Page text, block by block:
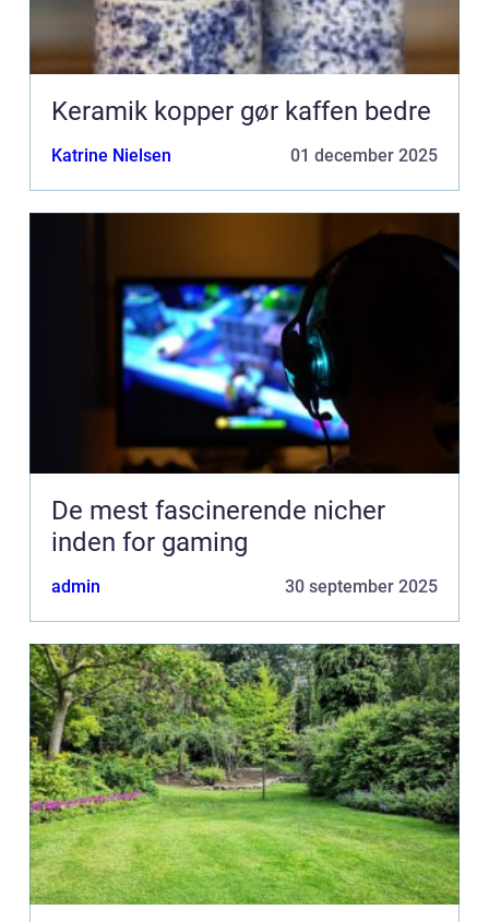
Keramik kopper gør kaffen bedre
Katrine Nielsen 01 december 2025
De mest fascinerende nicher
inden for gaming
admin 30 september 2025